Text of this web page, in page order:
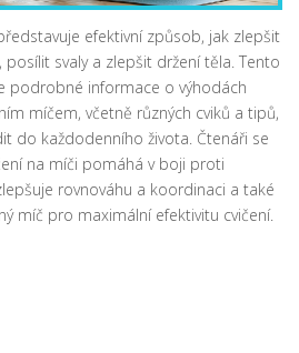
efektivní způsob, jak zlepšit
posílit svaly a zlepšit držení těla. Tento
podrobné informace o výhodách
míčem, včetně různých cviků a tipů,
do každodenního života. Čtenáři se
na míči pomáhá v boji proti
rovnováhu a koordinaci a také
míč pro maximální efektivitu cvičení.